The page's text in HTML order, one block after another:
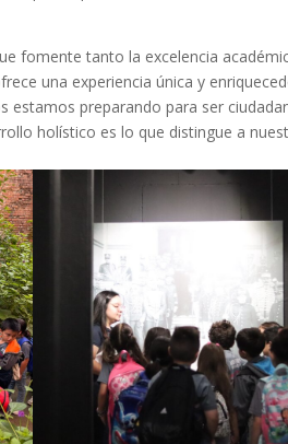
fomente tanto la excelencia
una experiencia única y
estamos preparando para ser
holístico es lo que distingue a